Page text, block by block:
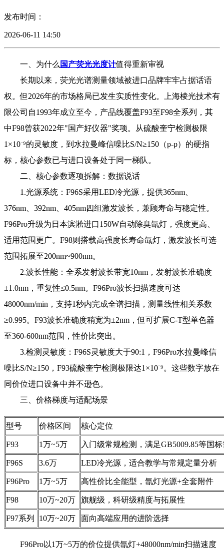
发布时间：
2026-06-11 14:50
一、为什么 国产荧光光度计值得重新审视
长期以来，荧光光谱测量领域被进口品牌牢牢占据话语
权。但2026年的市场格局已发生实质性变化。上海棱光技术有
限公司自1993年成立至今，产品线覆盖F93至F98全系列，其
中F98曾获2022年"国产好仪器"奖项。从硫酸奎宁检测极限
1×10⁻⁹的灵敏度，到水拉曼峰信噪比S/N≥150（p-p）的硬指
标，核心参数已与进口设备处于同一梯队。
二、核心参数逐项拆解：数据说话
1.光源系统：F96S采用LED冷光源，提供365nm、
376nm、392nm、405nm四组激发波长，兼顾寿命与稳定性。
F96Pro升级为日本滨淞进口150W自动除臭氙灯，强度更高、
适用范围更广。F98则搭载高强度长寿命氙灯，激发波长可选
范围拓展至200nm~900nm。
2.波长性能：全系发射波长带宽10nm，发射波长准确度
±1.0nm，重复性≤0.5nm。F96Pro波长扫描速度可达
48000nm/min，支持1秒内完成全谱扫描，测量线性相关系数
≥0.995。F93波长准确度稍宽为±2nm，但可扩展C-T型单色器
至360-600nm范围，性价比突出。
3.检测灵敏度：F96S灵敏度大于90:1，F96Pro水拉曼峰信
噪比S/N≥150，F93硫酸奎宁检测极限达1×10⁻⁹。这些数字放在
同价位进口设备中并不逊色。
三、价格梯度与适配场景
型号 价格区间 核心定位
F93 1万~5万 入门级常规检测，满足GB5009.85等国
F96S 3.6万 LED冷光源，适合教学与常规定量分析
F96Pro 1万~5万 高性价比全能型，氙灯光源+全套附件
F98 10万~20万 旗舰级，科研级精度与拓展性
F97系列 10万~20万 面向高端应用的进阶选择
F96Pro以1万~5万的价位提供氙灯+48000nm/min扫描速度